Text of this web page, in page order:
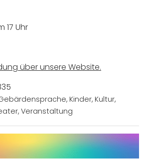
17 Uhr
über unsere Website.
, Kinder, Kultur,
, Veranstaltung